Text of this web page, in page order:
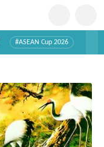
#ASEAN Cup 2026